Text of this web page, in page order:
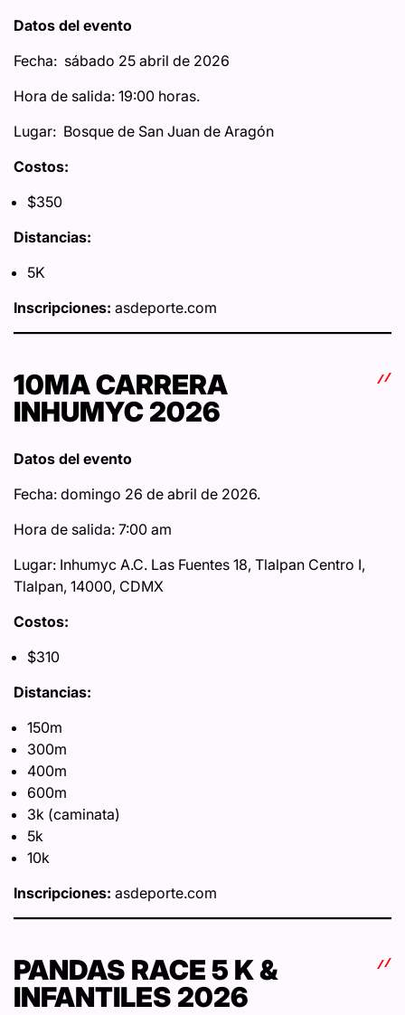
Datos del evento
Fecha: sábado 25 abril de 2026
Hora de salida: 19:00 horas.
Lugar: Bosque de San Juan de Aragón
Costos:
$350
Distancias:
5K
Inscripciones: asdeporte.com
10MA CARRERA
INHUMYC 2026
Datos del evento
Fecha: domingo 26 de abril de 2026.
Hora de salida: 7:00 am
Lugar: Inhumyc A.C. Las Fuentes 18, Tlalpan Centro I,
Tlalpan, 14000, CDMX
Costos:
$310
Distancias:
150m
300m
400m
600m
3k (caminata)
5k
10k
Inscripciones: asdeporte.com
PANDAS RACE 5 K &
INFANTILES 2026